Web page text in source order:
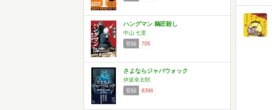
ハングマン 鵜匠殺し
中山 七里
登録
705
さよならジャバウォック
伊坂幸太郎
登録
8396